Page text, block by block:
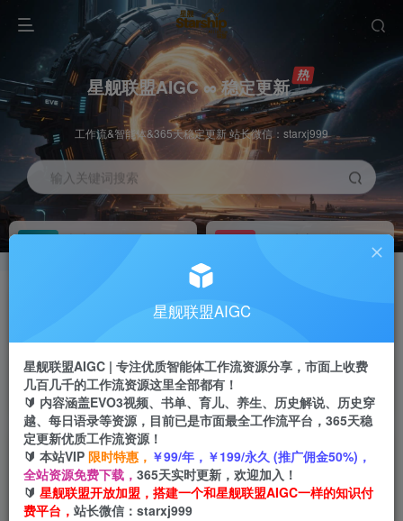
星舰联盟AIGC ∞ 稳定更新
工作流&智能体&365天稳定更新 站长微信：starxj999
输入关键词搜索
加入会员 工作流主页
每周免费工作流体验
站长招募
推荐
项目周期预估10年
星舰联盟AIGC
星舰联盟AIGC | 专注优质智能体工作流资源分享，市面上收费
几百几千的工作流资源这里全部都有！
🔰 内容涵盖EVO3视频、书单、育儿、养生、历史解说、历史穿
越、每日语录等资源，目前已是市面最全工作流平台，365天稳
定更新优质工作流资源！
🔰 本站VIP 限时特惠， ￥99/年，￥199/永久 (推广佣金50%)，
全站资源免费下载， 365天实时更新，欢迎加入！
🔰 星舰联盟开放加盟，搭建一个和星舰联盟AIGC一样的知识付
费平台， 站长微信：starxj999